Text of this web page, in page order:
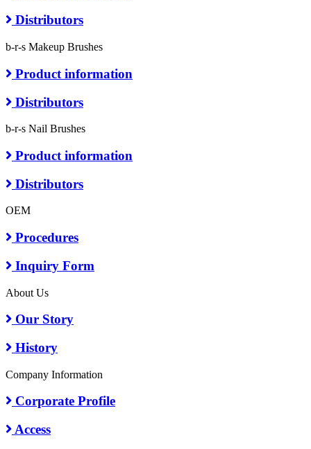
Distributors
b-r-s Makeup Brushes
Product information
Distributors
b-r-s Nail Brushes
Product information
Distributors
OEM
Procedures
Inquiry Form
About Us
Our Story
History
Company Information
Corporate Profile
Access